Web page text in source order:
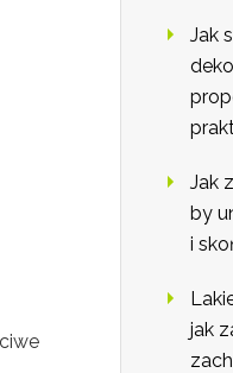
Jak
Jak
by
i
jak